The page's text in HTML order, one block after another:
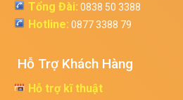
Tổng Đài: 0838 50 3388
Hotline: 0877 3388 79
Hỗ Trợ Khách Hàng
Hỗ trợ kĩ thuật